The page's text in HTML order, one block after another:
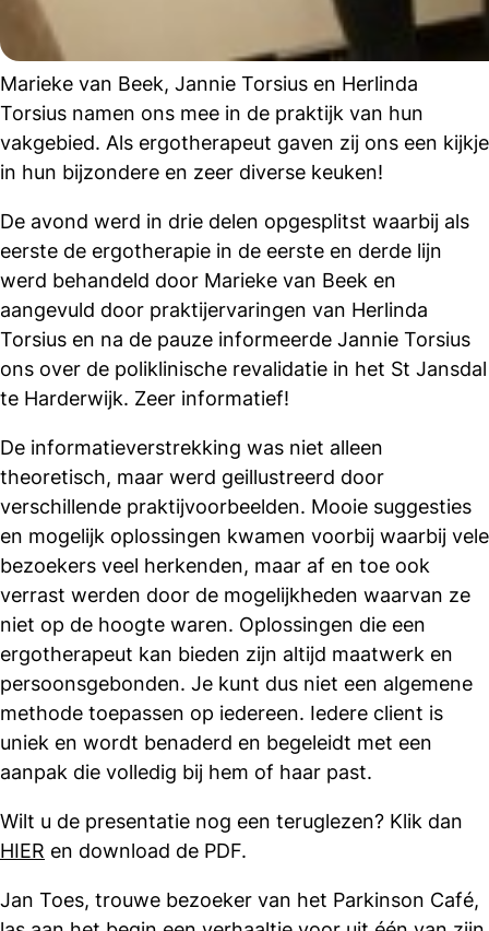
Marieke van Beek, Jannie Torsius en Herlinda
Torsius namen ons mee in de praktijk van hun
vakgebied. Als ergotherapeut gaven zij ons een kijkje
in hun bijzondere en zeer diverse keuken!
De avond werd in drie delen opgesplitst waarbij als
eerste de ergotherapie in de eerste en derde lijn
werd behandeld door Marieke van Beek en
aangevuld door praktijervaringen van Herlinda
Torsius en na de pauze informeerde Jannie Torsius
ons over de poliklinische revalidatie in het St Jansdal
te Harderwijk. Zeer informatief!
De informatieverstrekking was niet alleen
theoretisch, maar werd geillustreerd door
verschillende praktijvoorbeelden. Mooie suggesties
en mogelijk oplossingen kwamen voorbij waarbij vele
bezoekers veel herkenden, maar af en toe ook
verrast werden door de mogelijkheden waarvan ze
niet op de hoogte waren. Oplossingen die een
ergotherapeut kan bieden zijn altijd maatwerk en
persoonsgebonden. Je kunt dus niet een algemene
methode toepassen op iedereen. Iedere client is
uniek en wordt benaderd en begeleidt met een
aanpak die volledig bij hem of haar past.
Wilt u de presentatie nog een teruglezen? Klik dan
HIER en download de PDF.
Jan Toes, trouwe bezoeker van het Parkinson Café,